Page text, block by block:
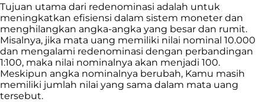
Tujuan utama dari redenominasi adalah untuk
meningkatkan efisiensi dalam sistem moneter dan
menghilangkan angka-angka yang besar dan rumit.
Misalnya, jika mata uang memiliki nilai nominal 10.000
dan mengalami redenominasi dengan perbandingan
1:100, maka nilai nominalnya akan menjadi 100.
Meskipun angka nominalnya berubah, Kamu masih
memiliki jumlah nilai yang sama dalam mata uang
tersebut.